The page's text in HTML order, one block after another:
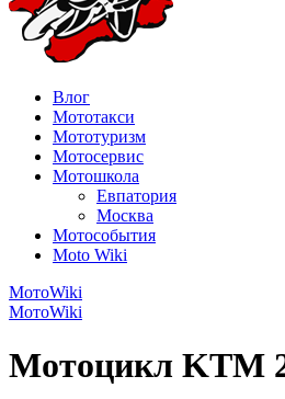
Влог
Мототакси
Мототуризм
Мотосервис
Мотошкола
Евпатория
Москва
Мотособытия
Moto Wiki
МотоWiki
МотоWiki
Мотоцикл KTM